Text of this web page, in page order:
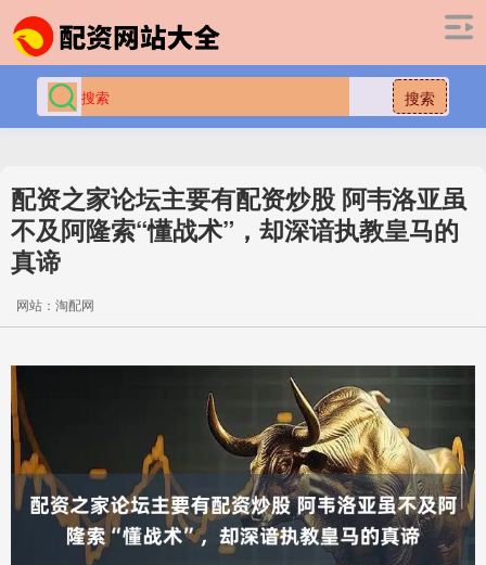
搜索
配资之家论坛主要有配资炒股 阿韦洛亚虽
不及阿隆索“懂战术”，却深谙执教皇马的
真谛
网站：淘配网